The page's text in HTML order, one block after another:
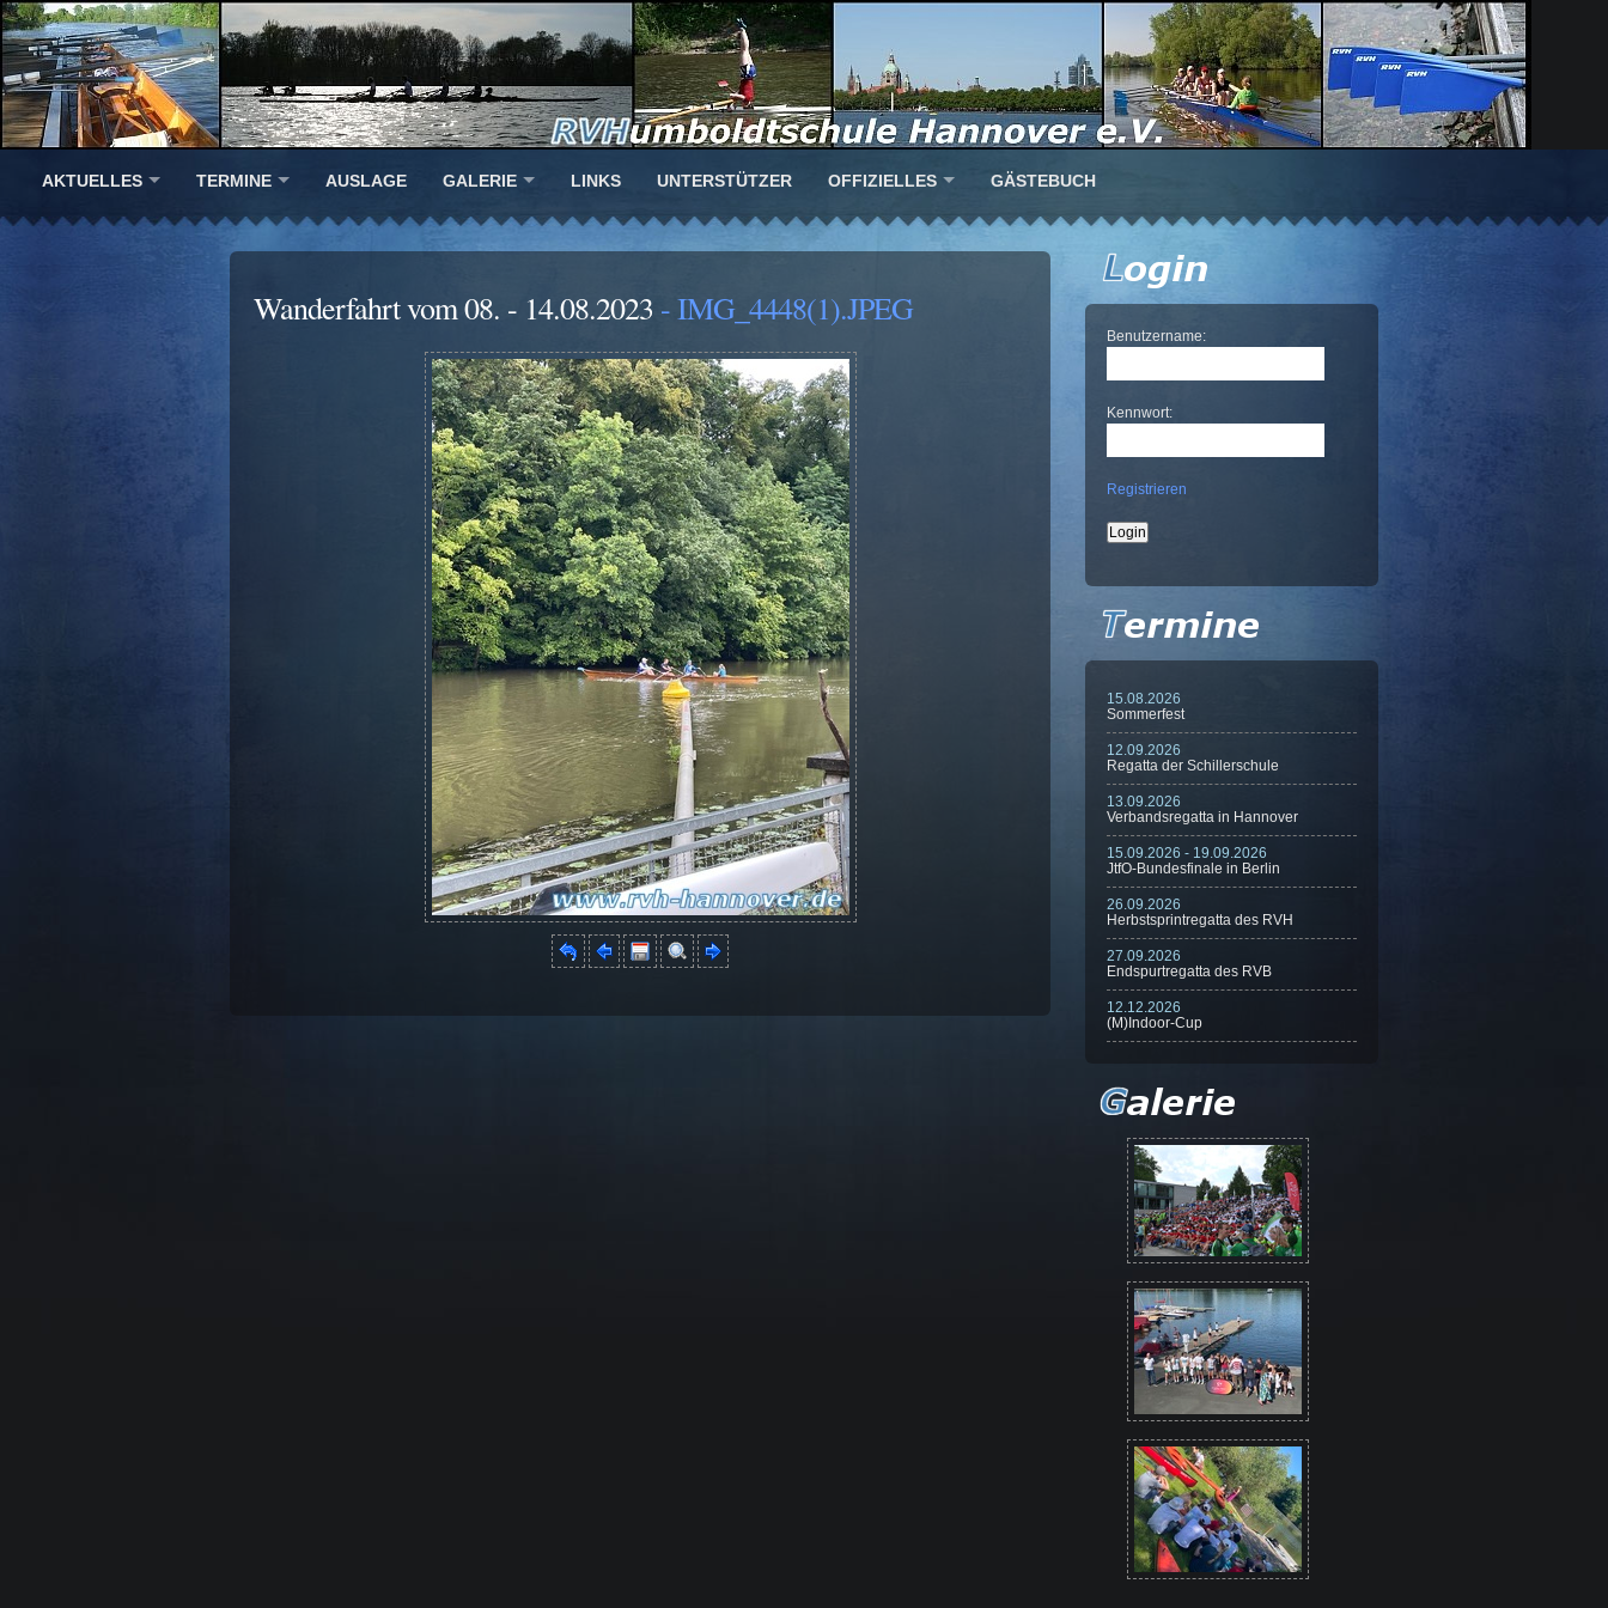
AKTUELLES TERMINE AUSLAGE GALERIE LINKS UNTERSTÜTZER OFFIZIELLES GÄSTEBUCH
Wanderfahrt vom 08. - 14.08.2023 - IMG_4448(1).JPEG
Benutzername:
Kennwort:
Registrieren
15.08.2026
Sommerfest
12.09.2026
Regatta der Schillerschule
13.09.2026
Verbandsregatta in Hannover
15.09.2026 - 19.09.2026
JtfO-Bundesfinale in Berlin
26.09.2026
Herbstsprintregatta des RVH
27.09.2026
Endspurtregatta des RVB
12.12.2026
(M)Indoor-Cup